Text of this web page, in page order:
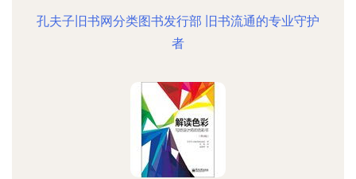
孔夫子旧书网分类图书发行部 旧书流通的专业守护
者